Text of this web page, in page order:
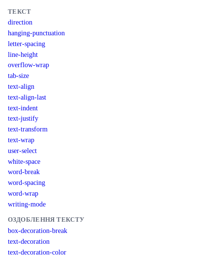
ТЕКСТ
direction
hanging-punctuation
letter-spacing
line-height
overflow-wrap
tab-size
text-align
text-align-last
text-indent
text-justify
text-transform
text-wrap
user-select
white-space
word-break
word-spacing
word-wrap
writing-mode
ОЗДОБЛЕННЯ ТЕКСТУ
box-decoration-break
text-decoration
text-decoration-color